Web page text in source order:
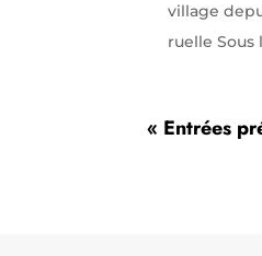
village
ruelle Sous
« Entrées